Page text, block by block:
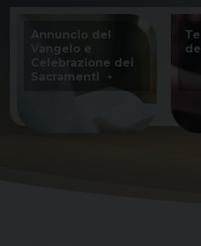
content
Annuncio del
Vangelo e
Celebrazione dei
Sacramenti